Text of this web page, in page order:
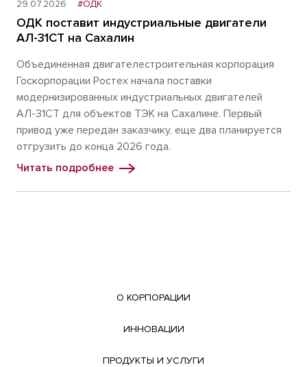
29.07.2026 #ОДК
ОДК поставит индустриальные двигатели
АЛ-31СТ на Сахалин
Объединенная двигателестроительная корпорация
Госкорпорации Ростех начала поставки
модернизированных индустриальных двигателей
АЛ-31СТ для объектов ТЭК на Сахалине. Первый
привод уже передан заказчику, еще два планируется
отгрузить до конца 2026 года.
Читать подробнее
О КОРПОРАЦИИ
ИННОВАЦИИ
ПРОДУКТЫ И УСЛУГИ